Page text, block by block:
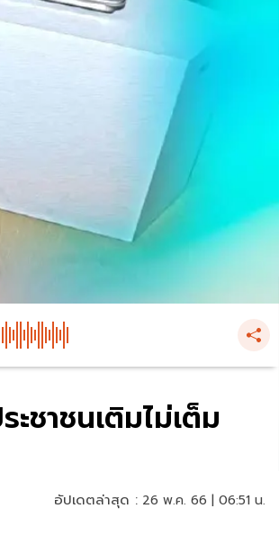
ชาชนเติมไม่เต็ม
อัปเดตล่าสุด : 26 พ.ค. 66 | 06:51 น.